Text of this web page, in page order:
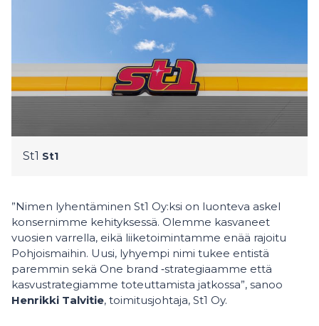
St1 St1
”Nimen lyhentäminen St1 Oy:ksi on luonteva askel
konsernimme kehityksessä. Olemme kasvaneet
vuosien varrella, eikä liiketoimintamme enää rajoitu
Pohjoismaihin. Uusi, lyhyempi nimi tukee entistä
paremmin sekä One brand ‑strategiaamme että
kasvustrategiamme toteuttamista jatkossa”, sanoo
Henrikki Talvitie, toimitusjohtaja, St1 Oy.